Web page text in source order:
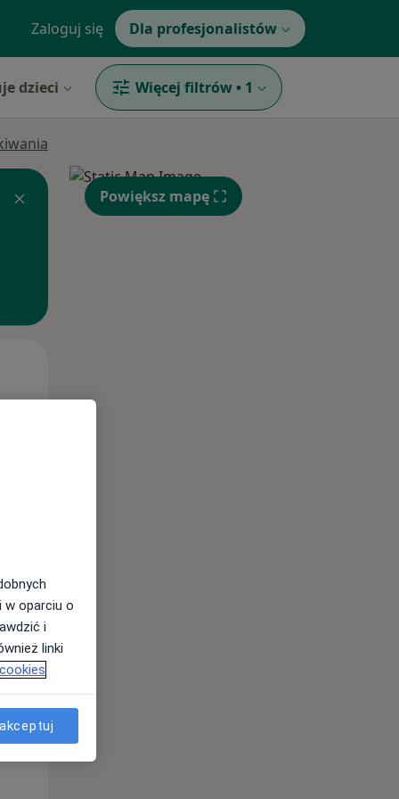
Zaloguj się Dla profesjonalistów
dzieci Więcej filtrów • 1
Wt,
Powiększ mapę
w oparciu o
i
linki